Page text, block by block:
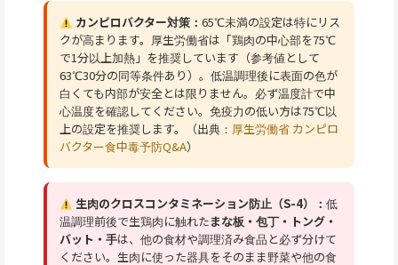
カンピロバクター対策： 65℃未満の設定は特にリス
クが高まります。厚生労働省は「鶏肉の中心部を75℃
で1分以上加熱」を推奨しています（参考値として
63℃30分の同等条件あり）。低温調理後に表面の色が
白くても内部が安全とは限りません。必ず温度計で中
心温度を確認してください。免疫力の低い方は75℃以
上の設定を推奨します。（出典： 厚生労働省 カンピロ
バクター食中毒予防Q&A）
生肉のクロスコンタミネーション防止（S-4）： 低
温調理前後で生鶏肉に触れたまな板・包丁・トング・
バット・手は、他の食材や調理済み食品と必ず分けて
ください。生肉に使った器具をそのまま野菜や他の食